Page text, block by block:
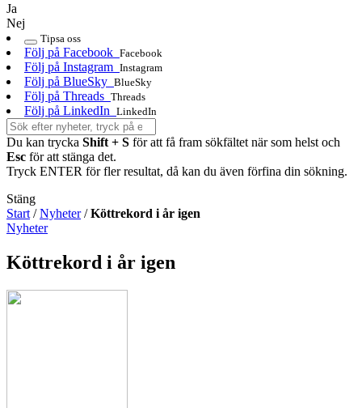
Ja
Nej
Tipsa oss
Följ på Facebook Facebook
Följ på Instagram Instagram
Följ på BlueSky BlueSky
Följ på Threads Threads
Följ på LinkedIn LinkedIn
Du kan trycka Shift + S för att få fram sökfältet när som helst och
Esc för att stänga det.
Tryck ENTER för fler resultat, då kan du även förfina din sökning.
Stäng
Start /Nyheter/Köttrekord i år igen
Nyheter
Köttrekord i år igen